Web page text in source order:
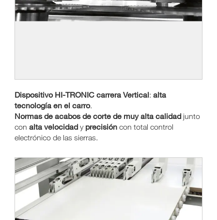
Dispositivo HI-TRONIC carrera Vertical: alta
tecnología en el carro.
Normas de acabos de corte de muy alta calidad junto
con alta velocidad yprecisión con total control
electrónico de las sierras.